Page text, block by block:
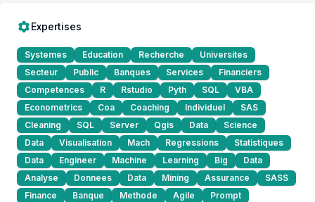
Expertises
Systemes Education Recherche
Universites
Secteur
Public Banques Services
Financiers
Competences
R Rstudio Pyth SQL
VBA
Econometrics
Coa Coaching Individuel
SAS
Cleaning
SQL Server Qgis Data
Science
Data
Visualisation Mach Regressions
Statistiques
Data
Engineer Machine Learning Big
Data
Analyse
Donnees Data Mining Assurance
SASS
Finance
Banque Methode Agile Prompt